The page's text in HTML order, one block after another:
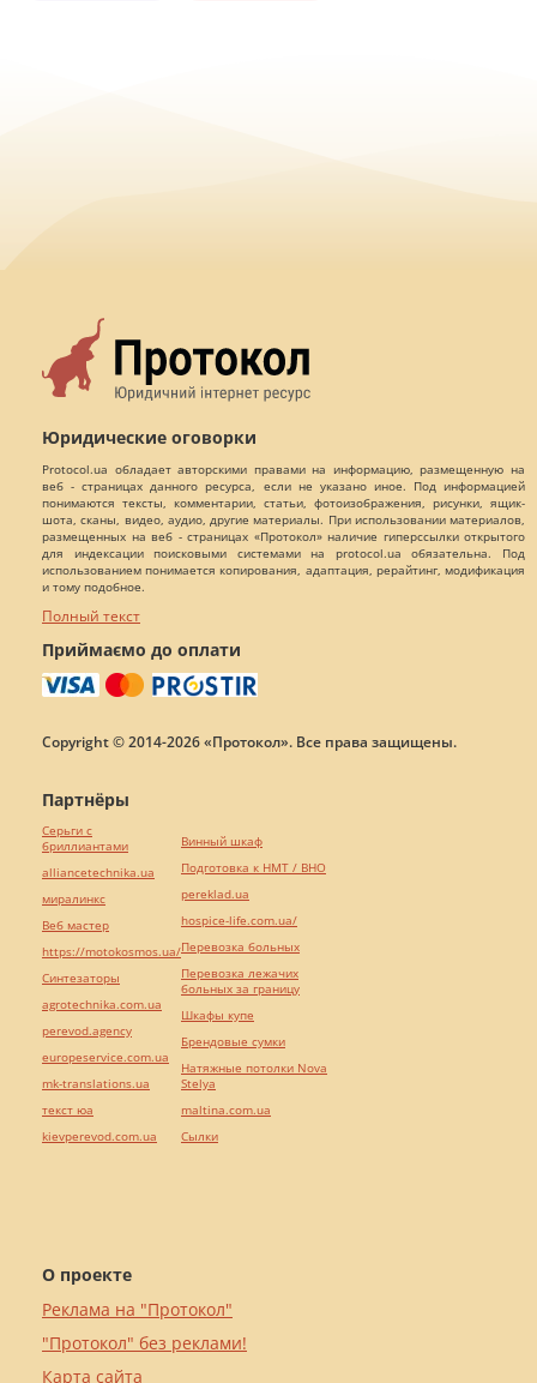
Юридические оговорки
Protocol.ua обладает авторскими правами на информацию, размещенную на
веб - страницах данного ресурса, если не указано иное. Под информацией
понимаются тексты, комментарии, статьи, фотоизображения, рисунки, ящик-
шота, сканы, видео, аудио, другие материалы. При использовании материалов,
размещенных на веб - страницах «Протокол» наличие гиперссылки открытого
для индексации поисковыми системами на protocol.ua обязательна. Под
использованием понимается копирования, адаптация, рерайтинг, модификация
и тому подобное.
Полный текст
Приймаємо до оплати
Copyright © 2014-2026 «Протокол». Все права защищены.
О проекте
Реклама на "Протокол"
"Протокол" без реклами!
Карта сайта
Партнёры
Серьги с
бриллиантами
alliancetechnika.ua
миралинкс
Веб мастер
https://motokosmos.ua/
Синтезаторы
agrotechnika.com.ua
perevod.agency
europeservice.com.ua
mk-translations.ua
текст юа
kievperevod.com.ua
Винный шкаф
Подготовка к НМТ / ВНО
pereklad.ua
hospice-life.com.ua/
Перевозка больных
Перевозка лежачих
больных за границу
Шкафы купе
Брендовые сумки
Натяжные потолки Nova
Stelya
maltina.com.ua
Cылки